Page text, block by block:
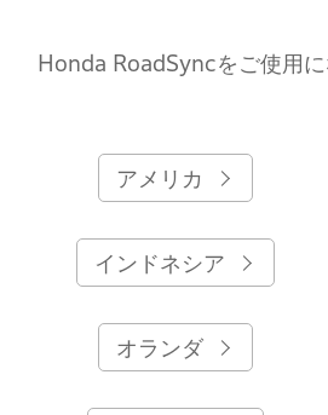
Honda RoadSyncをご使用に
アメリカ
インドネシア
オランダ